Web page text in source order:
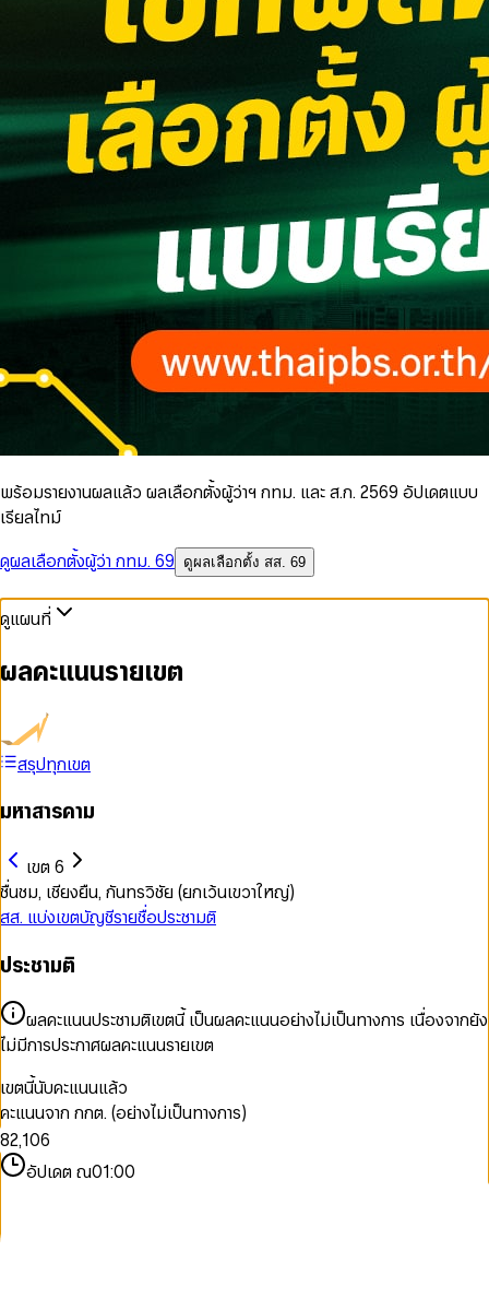
พร้อมรายงานผลแล้ว ผลเลือกตั้งผู้ว่าฯ กทม. และ ส.ก. 2569 อัปเดตแบบ
เรียลไทม์
ดูผลเลือกตั้งผู้ว่า กทม. 69
ดูผลเลือกตั้ง สส. 69
ดูแผนที่
ผลคะแนนรายเขต
สรุปทุกเขต
มหาสารคาม
เขต 6
ชื่นชม, เชียงยืน, กันทรวิชัย (ยกเว้นเขวาใหญ่)
สส. แบ่งเขตบัญชีรายชื่อประชามติ
ประชามติ
ผลคะแนนประชามติเขตนี้ เป็นผลคะแนนอย่างไม่เป็นทางการ เนื่องจากยัง
ไม่มีการประกาศผลคะแนนรายเขต
เขตนี้นับคะแนนแล้ว
คะแนนจาก กกต. (อย่างไม่เป็นทางการ)
0
1
2
3
4
5
6
7
8
9
0
1
2
3
4
,
0
1
2
3
0
1
2
0
1
2
3
4
5
6
7
8
อัปเดต ณ01:00